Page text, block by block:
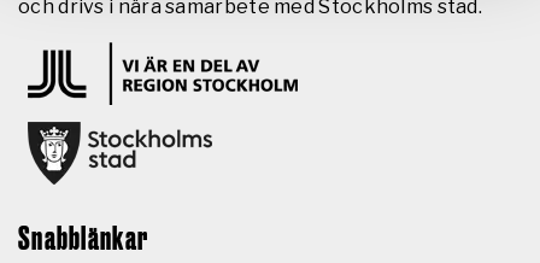
och drivs i nära samarbete med Stockholms stad.
Snabblänkar